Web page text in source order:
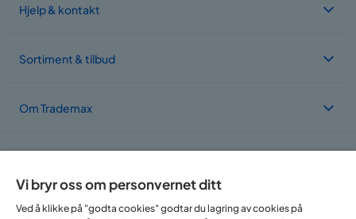
Hjelp & kontakt
Sortiment & tilbud
Om Trademax
Vi bryr oss om personvernet ditt
Ved å klikke på "godta cookies" godtar du lagring av cookies på